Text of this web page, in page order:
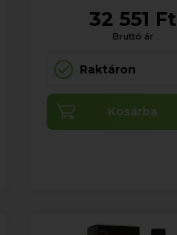
32 551 Ft
Bruttó ár
Raktáron
Kosárba